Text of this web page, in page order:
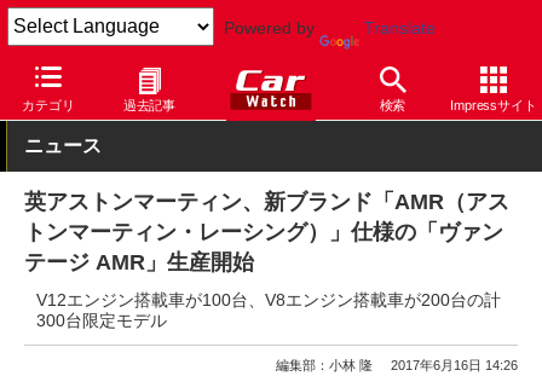
Powered by Translate
カテゴリ 過去記事 検索 Impressサイト
Car Watch 自動車 アストンマーティン コンセプトカー
ニュース
英アストンマーティン、新ブランド「AMR（アス
トンマーティン・レーシング）」仕様の「ヴァン
テージ AMR」生産開始
V12エンジン搭載車が100台、V8エンジン搭載車が200台の計
300台限定モデル
編集部：小林 隆 2017年6月16日 14:26